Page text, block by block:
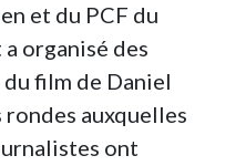
et du PCF du
organisé des
film de Daniel
auxquelles
ont